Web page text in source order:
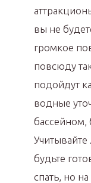
вы не
громкое
повсюду
подойдут
водные
бассейном,
будьте
спать, но